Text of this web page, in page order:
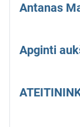
Antanas
Apginti